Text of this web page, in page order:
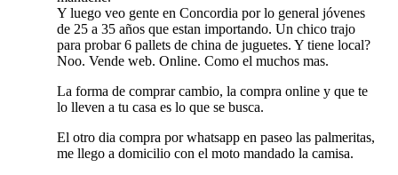
Y luego veo gente en Concordia por lo general jóvenes
de 25 a 35 años que estan importando. Un chico trajo
para probar 6 pallets de china de juguetes. Y tiene local?
Noo. Vende web. Online. Como el muchos mas.
La forma de comprar cambio, la compra online y que te
lo lleven a tu casa es lo que se busca.
El otro dia compra por whatsapp en paseo las palmeritas,
me llego a domicilio con el moto mandado la camisa.